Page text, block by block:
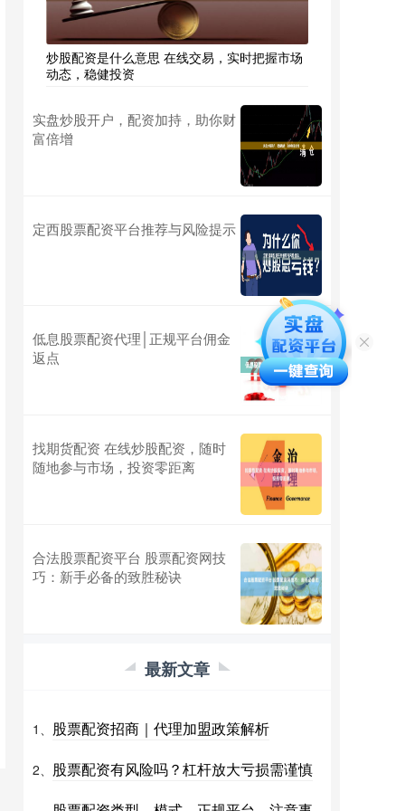
炒股配资是什么意思 在线交易，实时把握市场
动态，稳健投资
实盘炒股开户，配资加持，助你财
富倍增
定西股票配资平台推荐与风险提示
低息股票配资代理│正规平台佣金
返点
找期货配资 在线炒股配资，随时
随地参与市场，投资零距离
合法股票配资平台 股票配资网技
巧：新手必备的致胜秘诀
最新文章
1、 股票配资招商｜代理加盟政策解析
2、 股票配资有风险吗？杠杆放大亏损需谨慎